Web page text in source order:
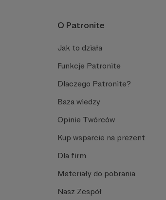
O Patronite
Jak to działa
Funkcje Patronite
Dlaczego Patronite?
Baza wiedzy
Opinie Twórców
Kup wsparcie na prezent
Dla firm
Materiały do pobrania
Nasz Zespół